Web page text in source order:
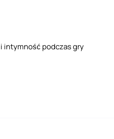
intymność podczas gry